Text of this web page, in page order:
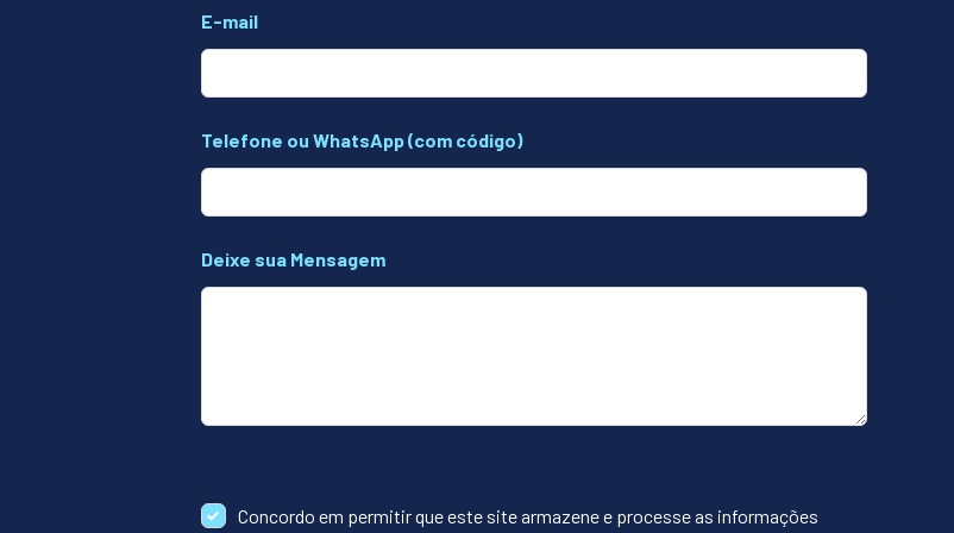
E-mail
Telefone ou WhatsApp (com código)
Deixe sua Mensagem
Concordo em permitir que este site armazene e processe as informações